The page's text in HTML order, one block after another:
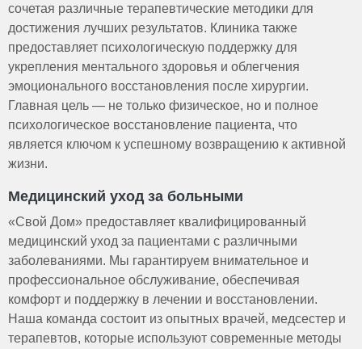
сочетая различные терапевтические методики для
достижения лучших результатов. Клиника также
предоставляет психологическую поддержку для
укрепления ментального здоровья и облегчения
эмоционального восстановления после хирургии.
Главная цель — не только физическое, но и полное
психологическое восстановление пациента, что
является ключом к успешному возвращению к активной
жизни.
Медицинский уход за больными
«Свой Дом» предоставляет квалифицированный
медицинский уход за пациентами с различными
заболеваниями. Мы гарантируем внимательное и
профессиональное обслуживание, обеспечивая
комфорт и поддержку в лечении и восстановлении.
Наша команда состоит из опытных врачей, медсестер и
терапевтов, которые используют современные методы